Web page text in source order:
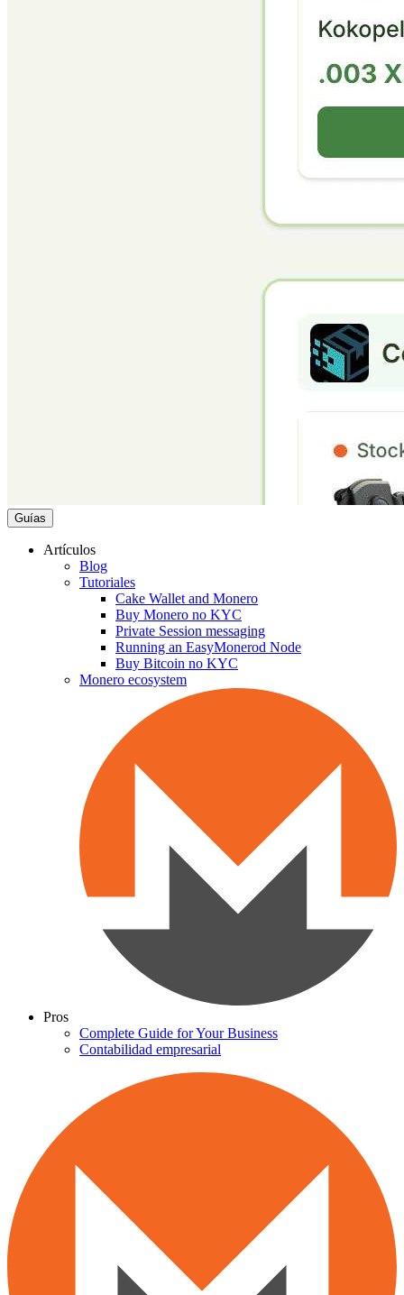
Guías
Artículos
Blog
Tutoriales
Cake Wallet and Monero
Buy Monero no KYC
Private Session messaging
Running an EasyMonerod Node
Buy Bitcoin no KYC
Monero ecosystem
Pros
Complete Guide for Your Business
Contabilidad empresarial